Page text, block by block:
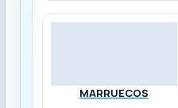
MARRUECOS